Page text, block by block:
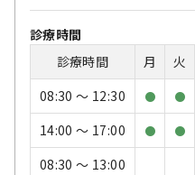
診療時間
診療時間
月 火
08:30 〜 12:30
● ●
14:00 〜 17:00 ● ●
08:30 〜 13:00